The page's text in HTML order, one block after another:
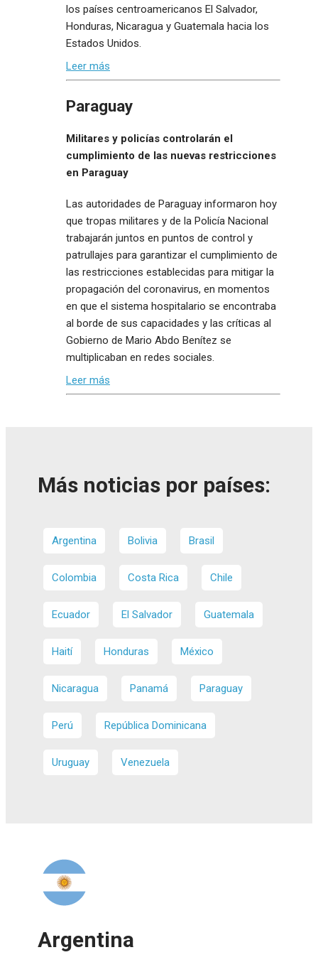
los países centroamericanos El Salvador,
Honduras, Nicaragua y Guatemala hacia los
Estados Unidos.
Leer más
Paraguay
Militares y policías controlarán el
cumplimiento de las nuevas restricciones
en Paraguay
Las autoridades de Paraguay informaron hoy
que tropas militares y de la Policía Nacional
trabajarán juntos en puntos de control y
patrullajes para garantizar el cumplimiento de
las restricciones establecidas para mitigar la
propagación del coronavirus, en momentos
en que el sistema hospitalario se encontraba
al borde de sus capacidades y las críticas al
Gobierno de Mario Abdo Benítez se
multiplicaban en redes sociales.
Leer más
Más noticias por países:
Argentina Bolivia Brasil
Colombia Costa Rica Chile
Ecuador El Salvador Guatemala
Haití Honduras México
Nicaragua Panamá Paraguay
Perú República Dominicana
Uruguay Venezuela
Argentina